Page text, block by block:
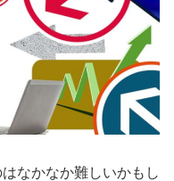
なかなか難しいかもし